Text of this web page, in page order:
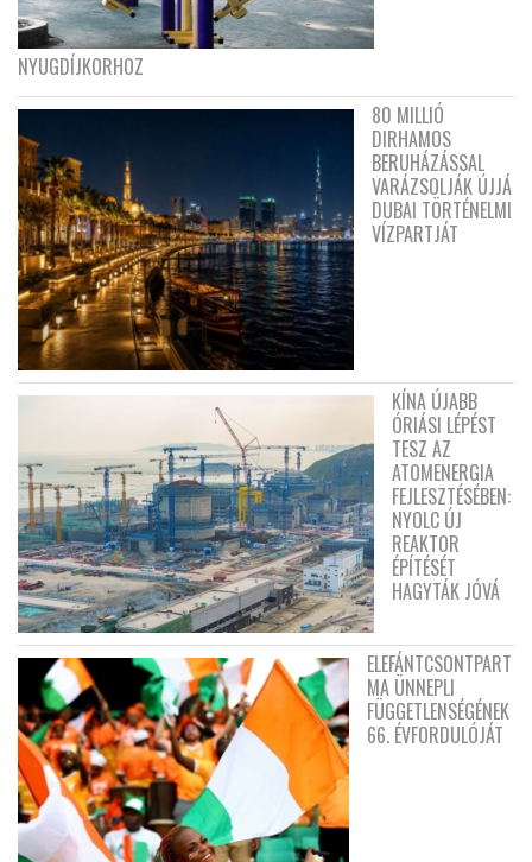
NYUGDÍJKORHOZ
80 MILLIÓ
DIRHAMOS
BERUHÁZÁSSAL
VARÁZSOLJÁK ÚJJÁ
DUBAI TÖRTÉNELMI
VÍZPARTJÁT
KÍNA ÚJABB
ÓRIÁSI LÉPÉST
TESZ AZ
ATOMENERGIA
FEJLESZTÉSÉBEN:
NYOLC ÚJ
REAKTOR
ÉPÍTÉSÉT
HAGYTÁK JÓVÁ
ELEFÁNTCSONTPART
MA ÜNNEPLI
FÜGGETLENSÉGÉNEK
66. ÉVFORDULÓJÁT